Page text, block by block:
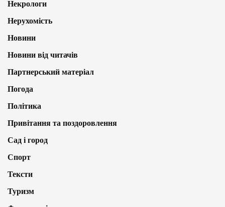
Некрологи
Нерухомість
Новини
Новини від читачів
Партнерський матеріал
Погода
Політика
Привітання та поздоровлення
Сад і город
Спорт
Тексти
Туризм